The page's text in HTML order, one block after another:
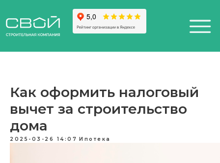
(812) 611-24-42
200-25-57
Санкт-Петербург,
(812) 611-24-42
200-25-57
Как оформить налоговый
вычет за строительство
дома
2025-03-26 14:07 Ипотека